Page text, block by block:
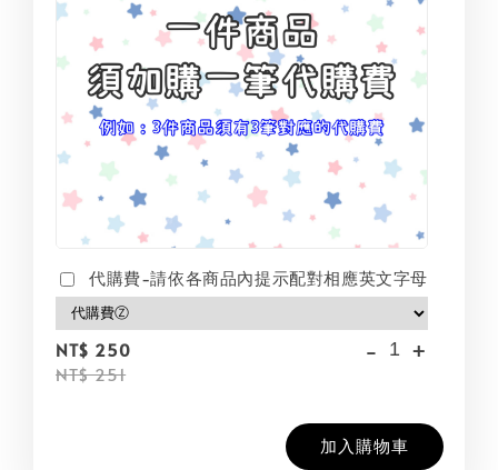
代購費-請依各商品內提示配對相應英文字母
NT$ 250
NT$ 251
- +
加入購物車